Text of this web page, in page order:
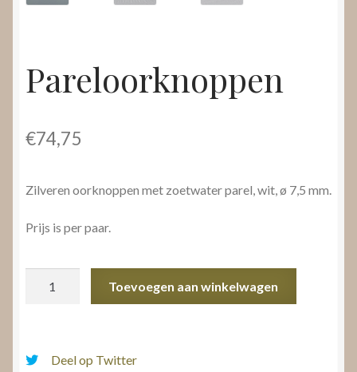
Pareloorknoppen
€74,75
Zilveren oorknoppen met zoetwater parel, wit, ø 7,5 mm.
Prijs is per paar.
Toevoegen aan winkelwagen
Deel op Twitter